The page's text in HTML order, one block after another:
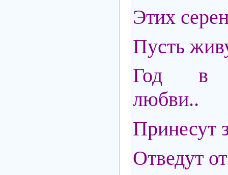
Этих
Пусть
Год в
любви..
Принесут
Отведут